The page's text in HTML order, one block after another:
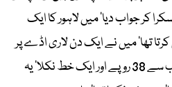
کر جواب دیا‘ میں لاہور کا ایک
تھا‘ میں نے ایک دن لاری اڈے پر
ایک مسافر کی جیب کاٹی‘ جیب سے 38 روپے اور ایک خط نکلا‘ یہ